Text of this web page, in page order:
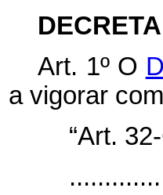
DECRETA
Art. 1º O
a vigorar
“Art.